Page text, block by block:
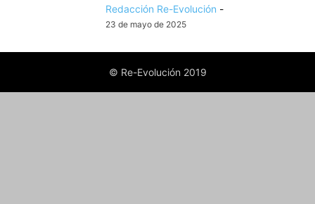
Redacción Re-Evolución -
23 de mayo de 2025
© Re-Evolución 2019